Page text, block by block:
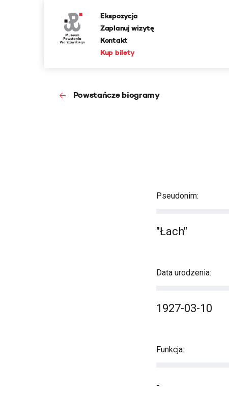
Ekspozycja
Zaplanuj wizytę
Kontakt
Kup bilety
Powstańcze biogramy
Pseudonim:
"Łach"
Data urodzenia:
1927-03-10
Funkcja:
-